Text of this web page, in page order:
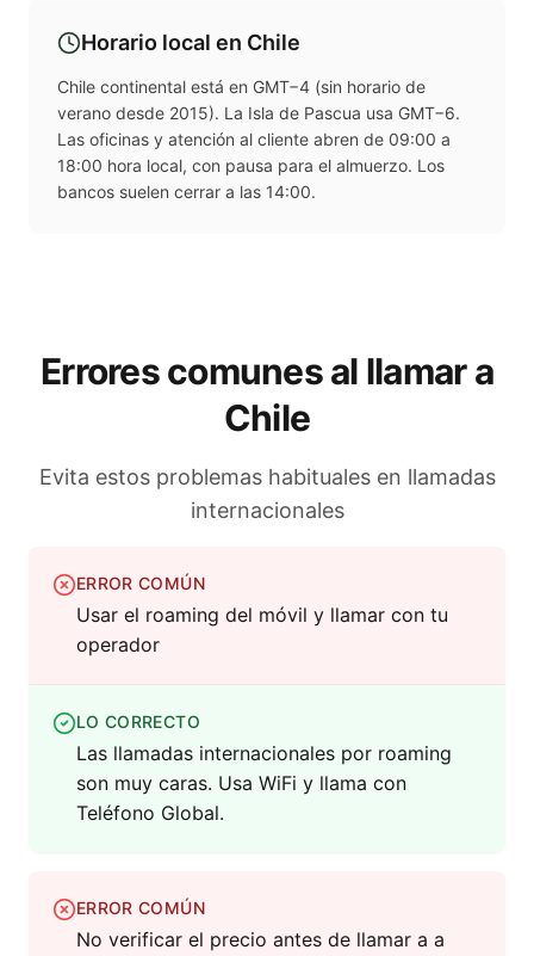
Horario local en Chile
Chile continental está en GMT−4 (sin horario de
verano desde 2015). La Isla de Pascua usa GMT−6.
Las oficinas y atención al cliente abren de 09:00 a
18:00 hora local, con pausa para el almuerzo. Los
bancos suelen cerrar a las 14:00.
Errores comunes al llamar a
Chile
Evita estos problemas habituales en llamadas
internacionales
ERROR COMÚN
Usar el roaming del móvil y llamar con tu
operador
LO CORRECTO
Las llamadas internacionales por roaming
son muy caras. Usa WiFi y llama con
Teléfono Global.
ERROR COMÚN
No verificar el precio antes de llamar a a